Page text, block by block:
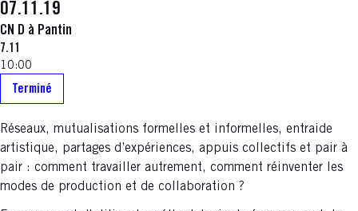
07.11.19
CN D à Pantin
7.11
10:00
Terminé
Réseaux, mutualisations formelles et informelles, entraide
artistique, partages d’expériences, appuis collectifs et pair à
pair : comment travailler autrement, comment réinventer les
modes de production et de collaboration ?